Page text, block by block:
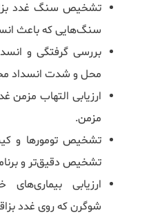
تشخیص سنگ غدد
سنگ‌هایی که باعث
بررسی گرفتگی و
محل و شدت انسداد
ارزیابی التهاب مزمن
مزمن.
تشخیص تومورها و
تشخیص دقیق‌تر و
ارزیابی
شوگرن که روی غدد